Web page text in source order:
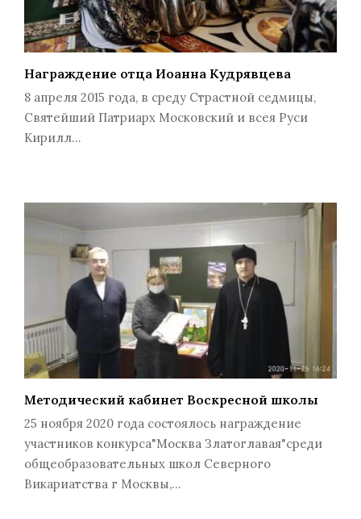
Награждение отца Иоанна Кудрявцева
8 апреля 2015 года, в среду Страстной седмицы,
Святейший Патриарх Московский и всея Руси
Кирилл…
Методический кабинет Воскресной школы
25 ноября 2020 года состоялось награждение
участников конкурса"Москва Златоглавая"среди
общеобразовательных школ Северного
Викариатства г Москвы,…